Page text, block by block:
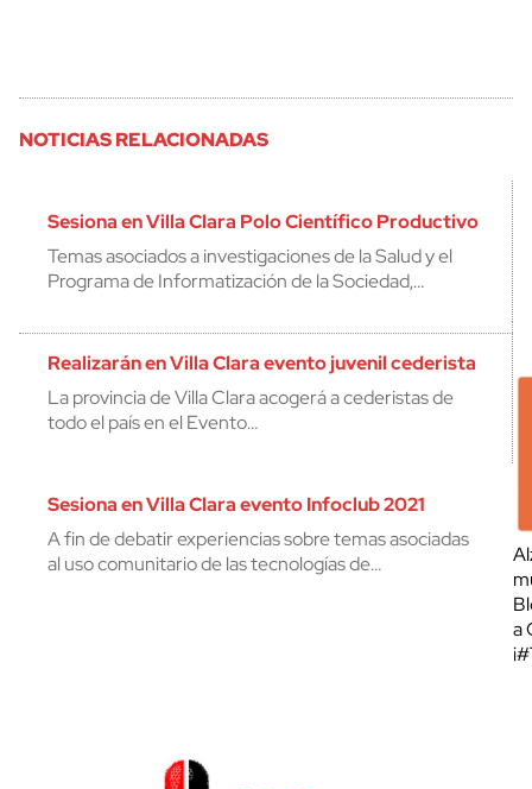
NOTICIAS RELACIONADAS
Sesiona en Villa Clara Polo Científico Productivo
Temas asociados a investigaciones de la Salud y el
Programa de Informatización de la Sociedad,…
Realizarán en Villa Clara evento juvenil cederista
La provincia de Villa Clara acogerá a cederistas de
todo el país en el Evento…
Sesiona en Villa Clara evento Infoclub 2021
A fin de debatir experiencias sobre temas asociadas
al uso comunitario de las tecnologías de…
a